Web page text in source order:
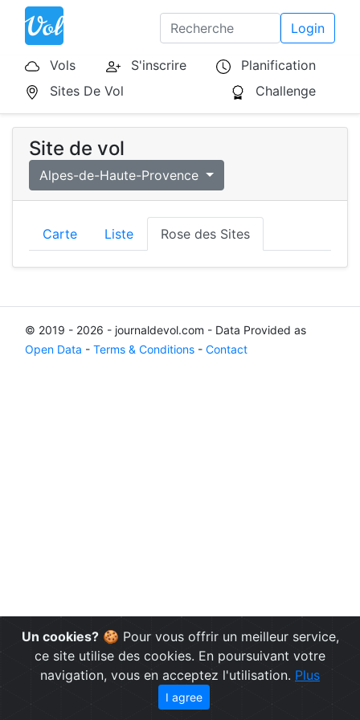
Login
Vols S'inscrire
Planification
Sites De Vol
Challenge
Site de vol
Alpes-de-Haute-Provence
Carte Liste Rose des Sites
© 2019 - 2026 - journaldevol.com - Data Provided as
Open Data - Terms & Conditions - Contact
Un cookies?🍪 Pour vous offrir un meilleur service,
ce site utilise des cookies. En poursuivant votre
navigation, vous en acceptez l'utilisation. Plus
I agree